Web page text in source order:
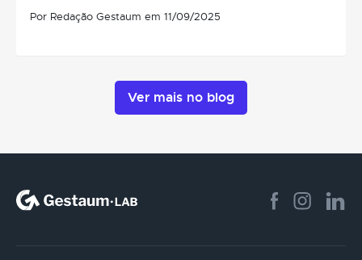
Por Redação Gestaum em 11/09/2025
Ver mais no blog